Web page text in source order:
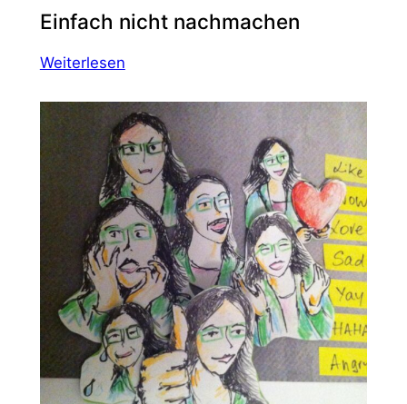
Einfach nicht nachmachen
Weiterlesen:
nicht
nachmachen